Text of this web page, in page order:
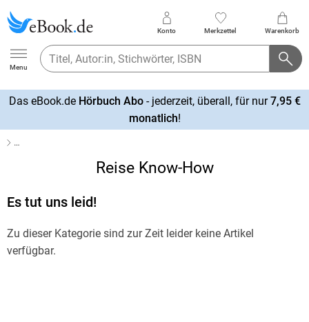
Ebook.de
Menu
Konto Merkzettel Warenkorb
Das eBook.de Hörbuch Abo- jederzeit, überall, für nur7,95 €
monatlich!
…
Reise Know-How
Es tut uns leid!
Zu dieser Kategorie sind zur Zeit leider keine Artikel
verfügbar.